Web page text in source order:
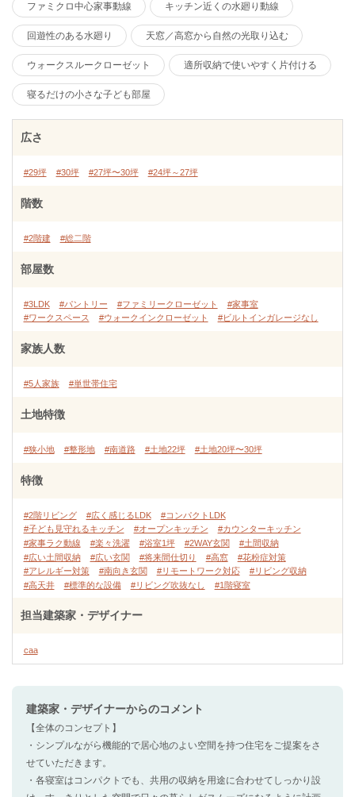
ファミクロ中心家事動線 キッチン近くの水廻り動線
回遊性のある水廻り 天窓／高窓から自然の光取り込む
ウォークスルークローゼット 適所収納で使いやすく片付ける
寝るだけの小さな子ども部屋
広さ
#29坪 #30坪 #27坪〜30坪 #24坪～27坪
階数
#2階建 #総二階
部屋数
#3LDK #パントリー #ファミリークローゼット
#家事室
#ワークスペース
#ウォークインクローゼット #ビルトインガレージなし
家族人数
#5人家族 #単世帯住宅
土地特徴
#狭小地 #整形地 #南道路 #土地22坪 #土地20坪〜30坪
特徴
#2階リビング #広く感じるLDK
#コンパクトLDK
#子ども見守れるキッチン
#オープンキッチン
#カウンターキッチン
#家事ラク動線
#楽々洗濯 #浴室1坪 #2WAY玄関
#土間収納
#広い土間収納
#広い玄関 #将来間仕切り #高窓
#花粉症対策
#アレルギー対策
#南向き玄関 #リモートワーク対応
#リビング収納
#高天井
#標準的な設備 #リビング吹抜なし #1階寝室
担当建築家・デザイナー
caa
建築家・デザイナーからのコメント
【全体のコンセプト】
・シンプルながら機能的で居心地のよい空間を持つ住宅をご提案をさ
せていただきます。
・各寝室はコンパクトでも、共用の収納を用途に合わせてしっかり設